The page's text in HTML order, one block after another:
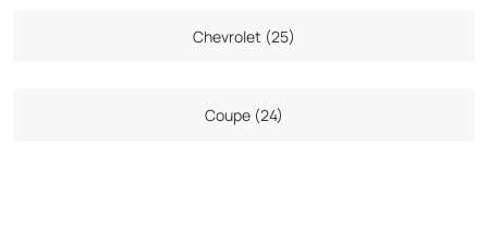
Chevrolet (25)
Coupe (24)